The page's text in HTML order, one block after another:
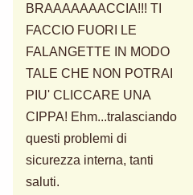
BRAAAAAAACCIA!!! TI
FACCIO FUORI LE
FALANGETTE IN MODO
TALE CHE NON POTRAI
PIU' CLICCARE UNA
CIPPA! Ehm...tralasciando
questi problemi di
sicurezza interna, tanti
saluti.